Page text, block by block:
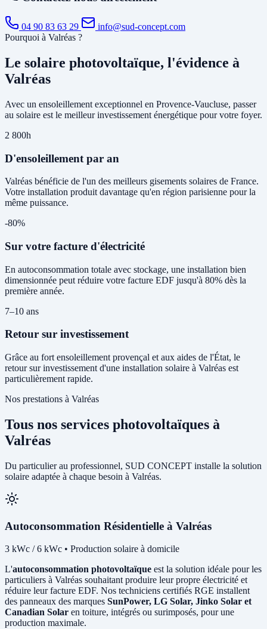
04 90 83 63 29
info@sud-concept.com
Pourquoi à Valréas ?
Le solaire photovoltaïque, l'évidence à
Valréas
Avec un ensoleillement exceptionnel en Provence-Vaucluse, passer
au solaire est le meilleur investissement énergétique pour votre foyer.
2 800h
D'ensoleillement par an
Valréas bénéficie de l'un des meilleurs gisements solaires de France.
Votre installation produit davantage qu'en région parisienne pour la
même puissance.
-80%
Sur votre facture d'électricité
En autoconsommation totale avec stockage, une installation bien
dimensionnée peut réduire votre facture EDF jusqu'à 80% dès la
première année.
7–10 ans
Retour sur investissement
Grâce au fort ensoleillement provençal et aux aides de l'État, le
retour sur investissement d'une installation solaire à Valréas est
particulièrement rapide.
Nos prestations à Valréas
Tous nos services photovoltaïques à
Valréas
Du particulier au professionnel, SUD CONCEPT installe la solution
solaire adaptée à chaque besoin à Valréas.
Autoconsommation Résidentielle à Valréas
3 kWc / 6 kWc • Production solaire à domicile
L'autoconsommation photovoltaïque est la solution idéale pour les
particuliers à Valréas souhaitant produire leur propre électricité et
réduire leur facture EDF. Nos techniciens certifiés RGE installent
des panneaux des marques SunPower, LG Solar, Jinko Solar et
Canadian Solar en toiture, intégrés ou surimposés, pour une
production maximale.